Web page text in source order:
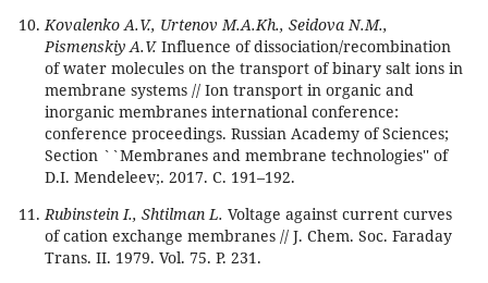
Kovalenko A.V., Urtenov M.A.Kh., Seidova N.M.,
Pismenskiy A.V.Influence of dissociation/recombination
of water molecules on the transport of binary salt ions in
membrane systems // Ion transport in organic and
inorganic membranes international conference:
conference proceedings. Russian Academy of Sciences;
Section ``Membranes and membrane technologies'' of
D.I. Mendeleev;. 2017. С. 191–192.
Rubinstein I., Shtilman L. Voltage against current curves
of cation exchange membranes // J. Chem. Soc. Faraday
Trans. II. 1979. Vol. 75. P. 231.